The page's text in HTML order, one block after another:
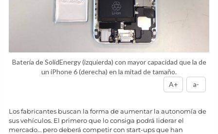
Batería de SolidEnergy (izquierda) con mayor capacidad que la de
un iPhone 6 (derecha) en la mitad de tamaño.
A+
a-
Los fabricantes buscan la forma de aumentar la autonomía de
sus vehículos. El primero que lo consiga podrá liderar el
mercado… pero deberá competir con start-ups que han